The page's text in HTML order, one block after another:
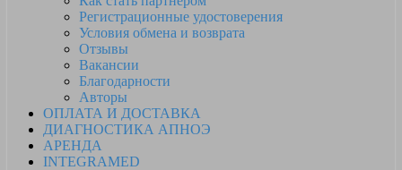
Регистрационные удостоверения
Условия обмена и возврата
Отзывы
Вакансии
Благодарности
Авторы
ОПЛАТА И ДОСТАВКА
ДИАГНОСТИКА АПНОЭ
АРЕНДА
INTEGRAMED